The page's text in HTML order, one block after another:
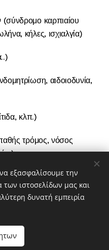
καρπιαίου
κήλες, ισχιαλγία)
αιδοιοδυνία,
κλπ.)
τρόμος, νόσος
από ιογενείς
19)
ΑΚΕΣΩ
εξασφαλίσουμε την
των ιστοσελίδων μας και
δυνατή εμπειρία